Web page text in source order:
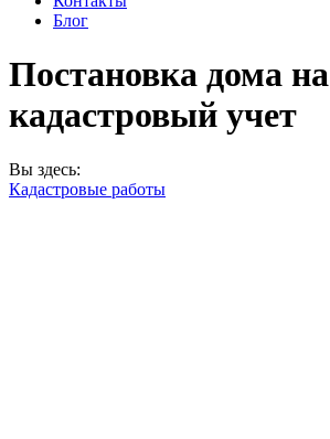
Блог
Постановка дома на
кадастровый учет
Вы здесь:
Кадастровые работы